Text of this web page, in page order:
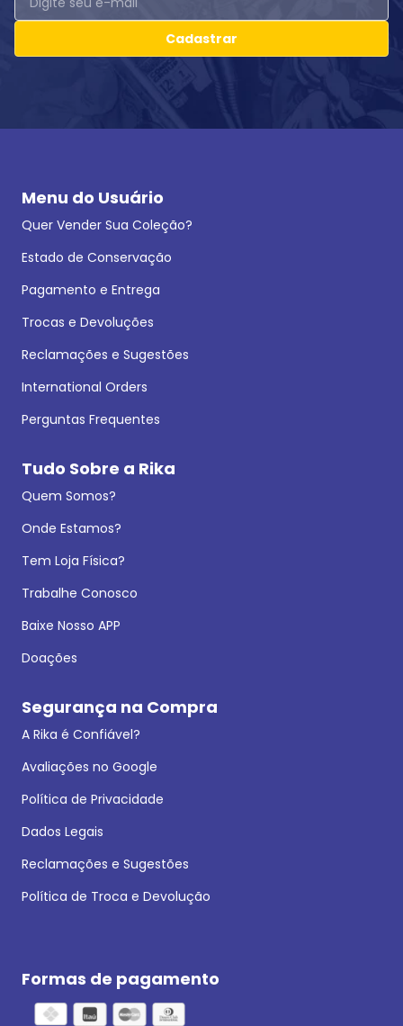
Cadastrar
Menu do Usuário
Quer Vender Sua Coleção?
Estado de Conservação
Pagamento e Entrega
Trocas e Devoluções
Reclamações e Sugestões
International Orders
Perguntas Frequentes
Tudo Sobre a Rika
Quem Somos?
Onde Estamos?
Tem Loja Física?
Trabalhe Conosco
Baixe Nosso APP
Doações
Segurança na Compra
A Rika é Confiável?
Avaliações no Google
Política de Privacidade
Dados Legais
Reclamações e Sugestões
Política de Troca e Devolução
Formas de pagamento